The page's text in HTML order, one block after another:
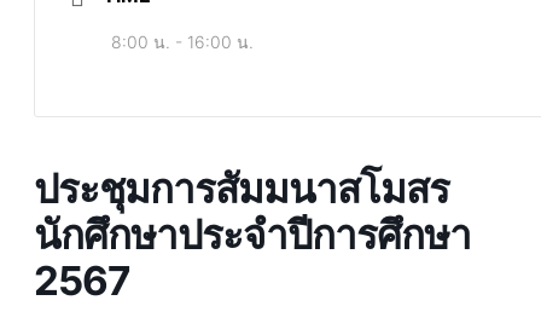
8:00 น. - 16:00 น.
ประชุมการสัมมนาสโมสร
นักศึกษาประจำปีการศึกษา
2567